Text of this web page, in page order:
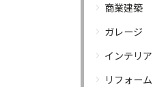
商業建築
ガレージ
インテリア
リフォーム